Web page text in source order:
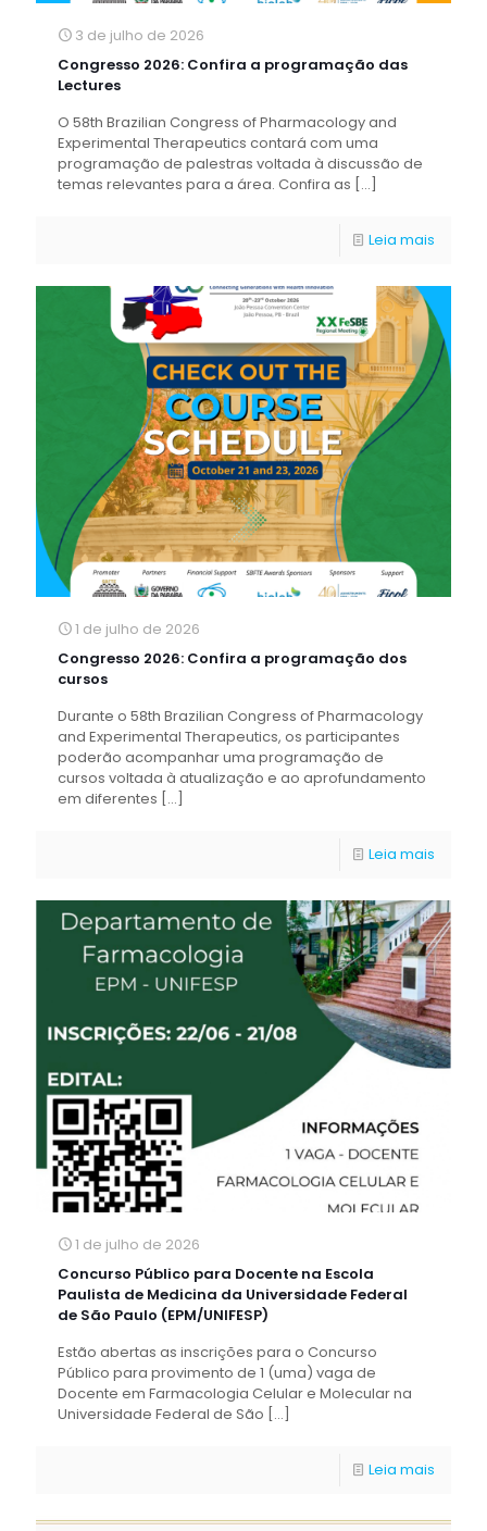
3 de julho de 2026
Congresso 2026: Confira a programação das
Lectures
O 58th Brazilian Congress of Pharmacology and
Experimental Therapeutics contará com uma
programação de palestras voltada à discussão de
temas relevantes para a área. Confira as […]
Leia mais
1 de julho de 2026
Congresso 2026: Confira a programação dos
cursos
Durante o 58th Brazilian Congress of Pharmacology
and Experimental Therapeutics, os participantes
poderão acompanhar uma programação de
cursos voltada à atualização e ao aprofundamento
em diferentes […]
Leia mais
1 de julho de 2026
Concurso Público para Docente na Escola
Paulista de Medicina da Universidade Federal
de São Paulo (EPM/UNIFESP)
Estão abertas as inscrições para o Concurso
Público para provimento de 1 (uma) vaga de
Docente em Farmacologia Celular e Molecular na
Universidade Federal de São […]
Leia mais